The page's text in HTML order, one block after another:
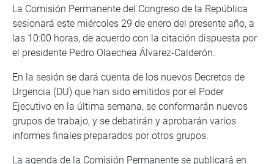
La Comisión Permanente del Congreso de la República
sesionará este miércoles 29 de enero del presente año, a
las 10:00 horas, de acuerdo con la citación dispuesta por
el presidente Pedro Olaechea Álvarez-Calderón.
En la sesión se dará cuenta de los nuevos Decretos de
Urgencia (DU) que han sido emitidos por el Poder
Ejecutivo en la última semana, se conformarán nuevos
grupos de trabajo, y se debatirán y aprobarán varios
informes finales preparados por otros grupos.
La agenda de la Comisión Permanente se publicará en